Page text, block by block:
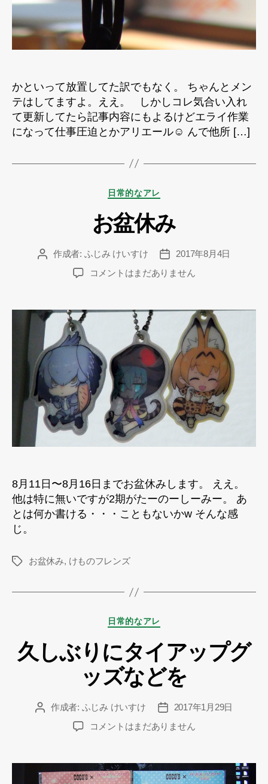
く
かといって放置してた訳でもなく。 ちゃんとメン
テはしてますよ。ええ。 しかしコレ気合い入れ
て更新してたら記事内容にもよるけどエライ作業
になって仕事圧迫とかアリエール☺️ んで他所 […]
カ
ゴ
リ
日常的なアレ
お盆休み
投 作成者: ふじみ けいすけ
投
稿
日
2017年8月4日
お
み
コメントはまだありません
8月11日〜8月16日までお盆休みします。 ええ。
他は特に無いですが2期がたーのーしーみー。 あ
とは何か書ける・・・こともないかw そんな感
じ。
タ
お盆休み, けものフレンズ
カ
ゴ
リ
ー
日常的なアレ
久しぶりにタイアップグ
ッズなどを
投 作成者: ふじみ けいすけ
投
稿
日
2017年1月29日
久
り
に
コメントはまだありません